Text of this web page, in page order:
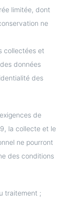
limitée, dont
ne
collectées et
données
des
de
la collecte et le
ne pourront
des conditions
traitement ;